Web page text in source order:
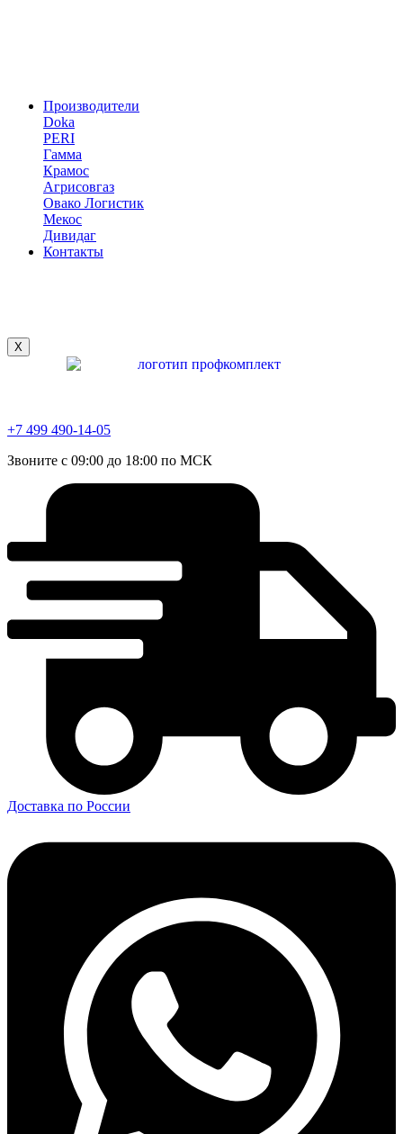
Производители
Doka
PERI
Гамма
Крамос
Агрисовгаз
Овако Логистик
Мекос
Дивидаг
Контакты
X
+7 499 490-14-05
Звоните с 09:00 до 18:00 по МСК
Доставка по России